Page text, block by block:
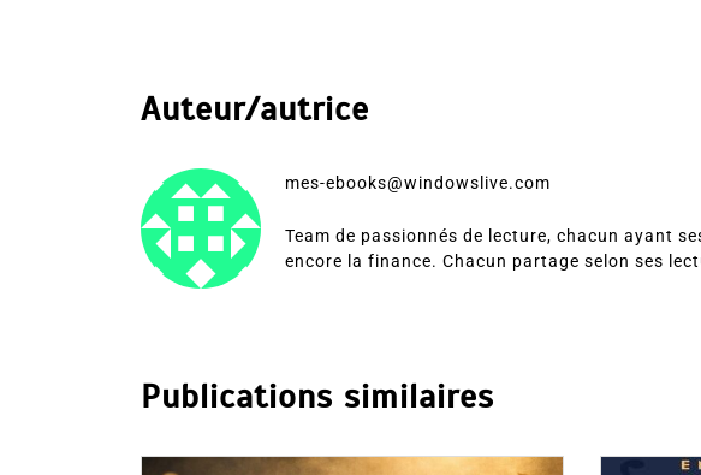
Auteur/autrice
mes-ebooks@windowslive.com
Team de passionnés de lecture, chacun ayant
encore la finance. Chacun partage selon ses
Publications similaires